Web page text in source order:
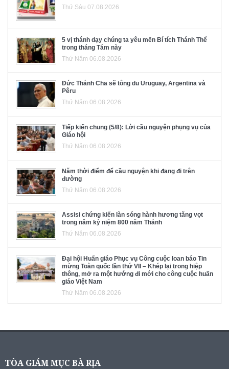
Thứ Sáu 07.08.2026
5 vị thánh dạy chúng ta yêu mến Bí tích Thánh Thể
trong tháng Tám này
Thứ Năm 06.08.2026
Đức Thánh Cha sẽ tông du Uruguay, Argentina và
Pêru
Thứ Năm 06.08.2026
Tiếp kiến chung (5/8): Lời cầu nguyện phụng vụ của
Giáo hội
Thứ Năm 06.08.2026
Năm thời điểm để cầu nguyện khi đang đi trên
đường
Thứ Năm 06.08.2026
Assisi chứng kiến làn sóng hành hương tăng vọt
trong năm kỷ niệm 800 năm Thánh
Thứ Năm 06.08.2026
Đại hội Huấn giáo Phục vụ Công cuộc loan báo Tin
mừng Toàn quốc lần thứ VII – Khép lại trong hiệp
thông, mở ra một hướng đi mới cho công cuộc huấn
giáo Việt Nam
Thứ Năm 06.08.2026
TÒA GIÁM MỤC BÀ RỊA